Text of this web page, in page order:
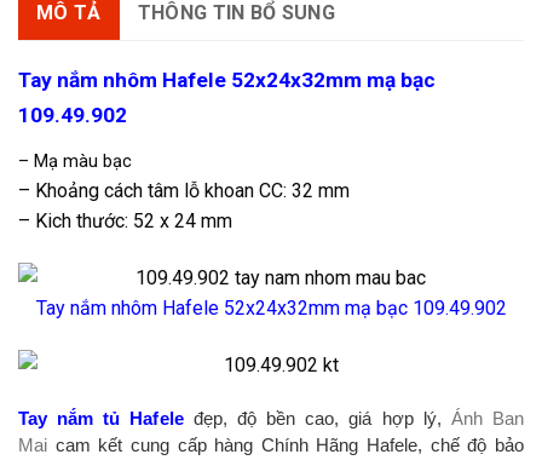
MÔ TẢ THÔNG TIN BỔ SUNG
Tay nắm nhôm Hafele 52x24x32mm mạ bạc
109.49.902
– Mạ màu bạc
– Khoảng cách tâm lỗ khoan CC: 32 mm
– Kich thước: 52 x 24 mm
Tay nắm nhôm Hafele 52x24x32mm mạ bạc 109.49.902
Tay nắm tủ Hafele đẹp, độ bền cao, giá hợp lý, Ánh Ban
Mai cam kết cung cấp hàng Chính Hãng Hafele, chế độ bảo